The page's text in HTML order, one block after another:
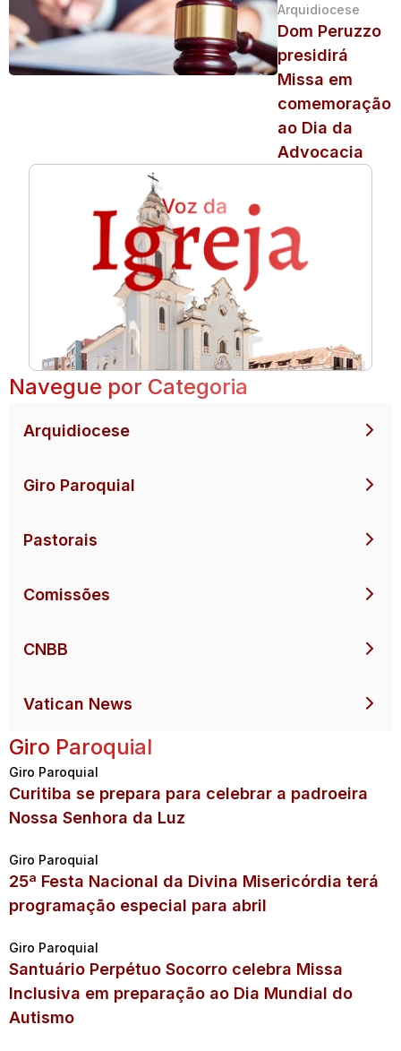
Arquidiocese
Dom Peruzzo
presidirá
Missa em
comemoração
ao Dia da
Advocacia
Navegue por Categoria
Arquidiocese
Giro Paroquial
Pastorais
Comissões
CNBB
Vatican News
Giro Paroquial
Giro Paroquial
Curitiba se prepara para celebrar a padroeira
Nossa Senhora da Luz
Giro Paroquial
25ª Festa Nacional da Divina Misericórdia terá
programação especial para abril
Giro Paroquial
Santuário Perpétuo Socorro celebra Missa
Inclusiva em preparação ao Dia Mundial do
Autismo